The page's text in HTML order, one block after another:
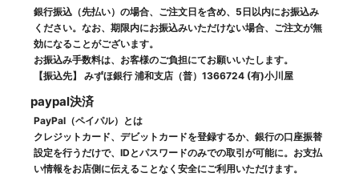
銀行振込（先払い）の場合、ご注文日を含め、5日以内にお振込み
ください。なお、期限内にお振込みいただけない場合、ご注文が無
効になることがございます。
お振込み手数料は、お客様のご負担にてお願いいたします。
【振込先】 みずほ銀行 浦和支店（普）1366724 (有)小川屋
paypal決済
PayPal（ペイパル）とは
クレジットカード、デビットカードを登録するか、銀行の口座振替
設定を行うだけで、IDとパスワードのみでの取引が可能に。お支払
い情報をお店側に伝えることなく安全にご利用いただけます。